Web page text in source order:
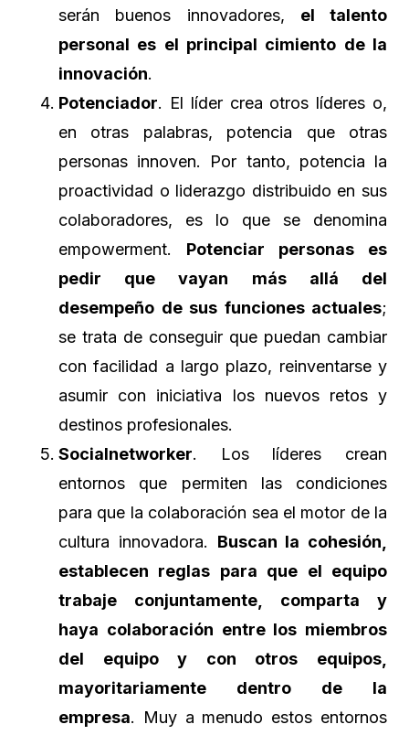
serán buenos innovadores, el talento
personal es el principal cimiento de la
innovación.
Potenciador. El líder crea otros líderes o,
en otras palabras, potencia que otras
personas innoven. Por tanto, potencia la
proactividad o liderazgo distribuido en sus
colaboradores, es lo que se denomina
empowerment. Potenciar personas es
pedir que vayan más allá del
desempeño de sus funciones actuales;
se trata de conseguir que puedan cambiar
con facilidad a largo plazo, reinventarse y
asumir con iniciativa los nuevos retos y
destinos profesionales.
Socialnetworker. Los líderes crean
entornos que permiten las condiciones
para que la colaboración sea el motor de la
cultura innovadora. Buscan la cohesión,
establecen reglas para que el equipo
trabaje conjuntamente, comparta y
haya colaboración entre los miembros
del equipo y con otros equipos,
mayoritariamente dentro de la
empresa. Muy a menudo estos entornos